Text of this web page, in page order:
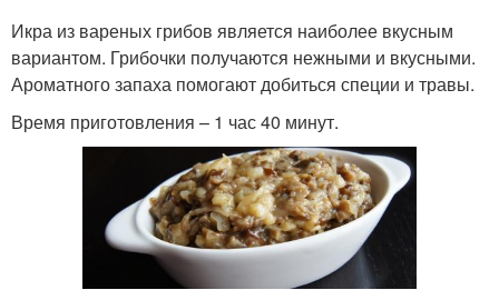
Икра из вареных грибов является наиболее вкусным
вариантом. Грибочки получаются нежными и вкусными.
Ароматного запаха помогают добиться специи и травы.
Время приготовления – 1 час 40 минут.